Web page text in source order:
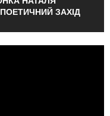
ЗАХІД